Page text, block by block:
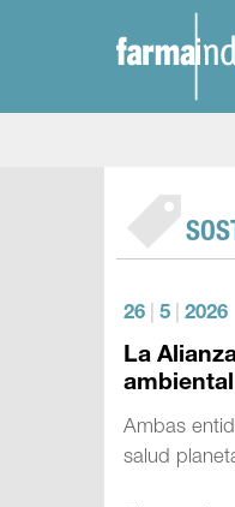
26 5 2026
La
Ambas
salud